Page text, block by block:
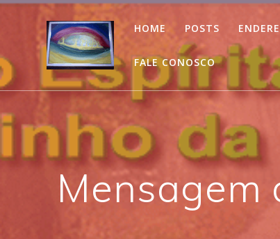
Skip
content
HOME POSTS
FALE CONOSCO
Mensagem